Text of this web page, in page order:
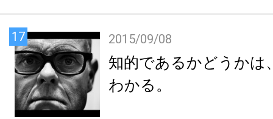
17 2015/09/08
知的であるかどうかは
わかる。